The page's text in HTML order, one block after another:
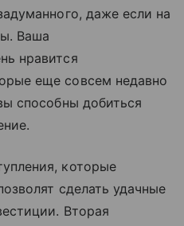
даже если на
Ваша
нравится
еще совсем недавно
способны добиться
которые
сделать удачные
Вторая